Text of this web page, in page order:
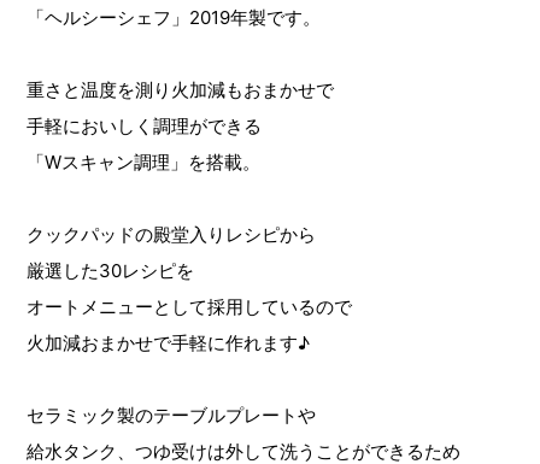
「ヘルシーシェフ」2019年製です。
重さと温度を測り火加減もおまかせで
手軽においしく調理ができる
「Wスキャン調理」を搭載。
クックパッドの殿堂入りレシピから
厳選した30レシピを
オートメニューとして採用しているので
火加減おまかせで手軽に作れます♪
セラミック製のテーブルプレートや
給水タンク、つゆ受けは外して洗うことができるため